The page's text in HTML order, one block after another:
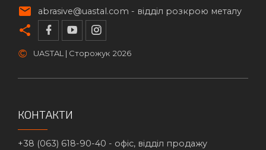
abrasive@uastal.com - відділ розкрою металу
© UASTAL | Сторожук 2026
КОНТАКТИ
+38 (063) 618-90-40 - офіс, відділ продажу